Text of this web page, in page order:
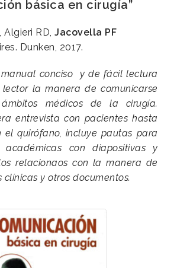
básica en cirugía”
Algieri RD,Jacovella PF
Dunken, 2017.
conciso y de fácil lectura
la manera de comunicarse
médicos de la cirugía.
entrevista con pacientes hasta
el quirófano, incluye pautas para
académicas con diapositivas y
relacionaos con la manera de
clínicas y otros documentos.